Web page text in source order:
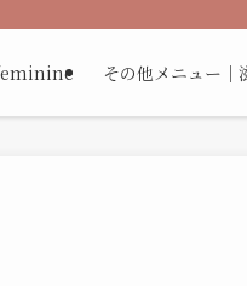
信ある結果と安心の技術を貴女
その他メニュー